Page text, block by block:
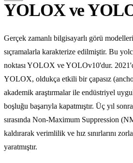
YOLOX ve
Gerçek zamanlı bilgisayarlı görü
sıçramalarla karakterize edilmiştir. Bu
noktası YOLOX ve YOLOv10'dur.
YOLOX, oldukça etkili bir çapasız
akademik araştırmalar ile endüstriyel
boşluğu başarıyla kapatmıştır. Üç yıl
sırasında Non-Maximum Suppression
kaldırarak verimlilik ve hız sınırlarını
yaratmıştır.